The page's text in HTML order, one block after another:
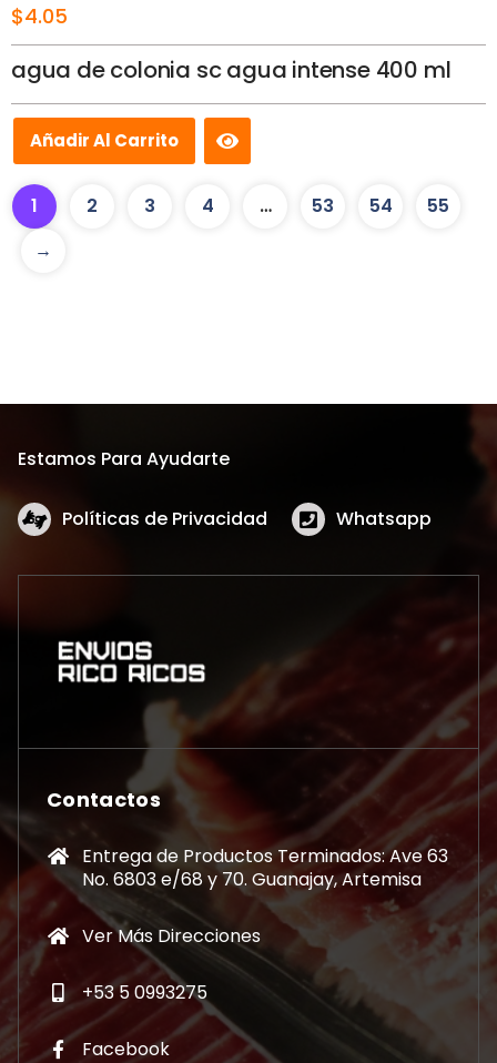
$4.05
agua de colonia sc agua intense 400 ml
Añadir Al Carrito
1 2 3 4 … 53 54
55
→
Estamos Para Ayudarte
Políticas de Privacidad Whatsapp
Contactos
Entrega de Productos Terminados: Ave 63
No. 6803 e/68 y 70. Guanajay, Artemisa
Ver Más Direcciones
+53 5 0993275
Facebook